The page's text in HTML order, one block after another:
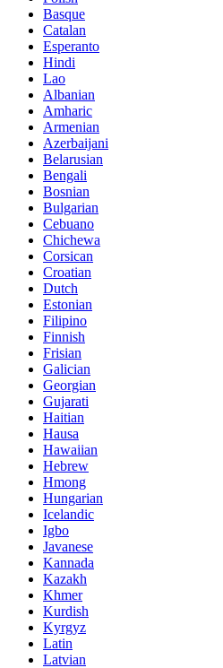
Basque
Catalan
Esperanto
Hindi
Lao
Albanian
Amharic
Armenian
Azerbaijani
Belarusian
Bengali
Bosnian
Bulgarian
Cebuano
Chichewa
Corsican
Croatian
Dutch
Estonian
Filipino
Finnish
Frisian
Galician
Georgian
Gujarati
Haitian
Hausa
Hawaiian
Hebrew
Hmong
Hungarian
Icelandic
Igbo
Javanese
Kannada
Kazakh
Khmer
Kurdish
Kyrgyz
Latin
Latvian